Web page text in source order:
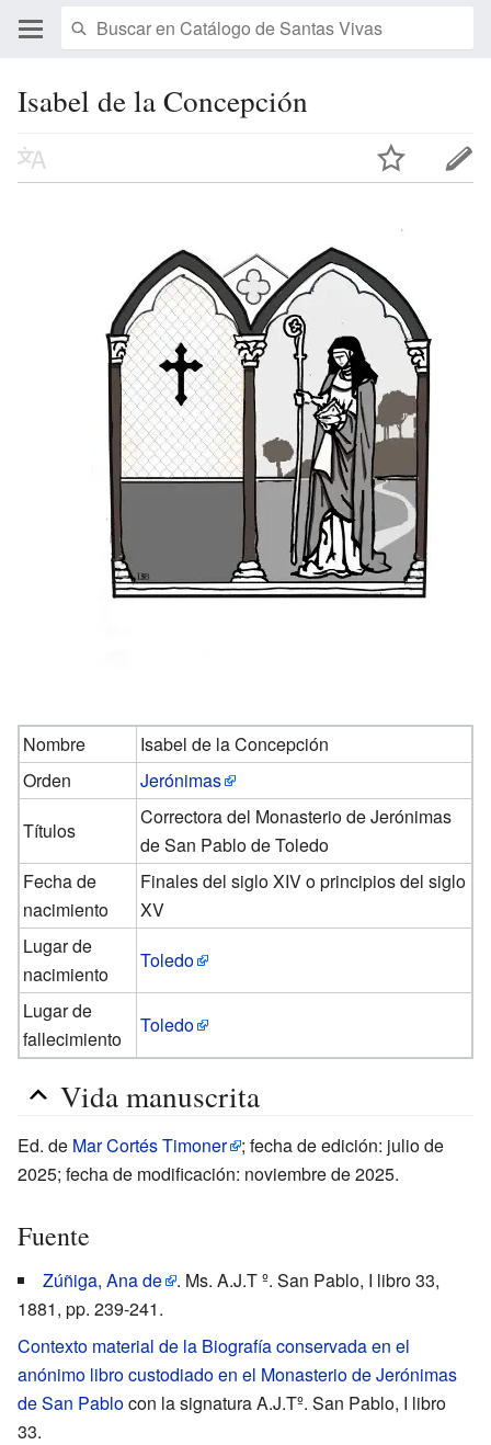
Isabel de la Concepción
Nombre
Isabel de la Concepción
Orden
Jerónimas
Títulos
Correctora del Monasterio de Jerónimas
de San Pablo de Toledo
Fecha de
nacimiento
Finales del siglo XIV o principios del siglo
XV
Lugar de
nacimiento
Toledo
Lugar de
fallecimiento
Toledo
Vida manuscrita
Ed. de Mar Cortés Timoner
; fecha de edición: julio de
2025; fecha de modificación: noviembre de 2025.
Fuente
Zúñiga, Ana de
. Ms. A.J.T º. San Pablo, I libro 33,
1881, pp. 239-241.
Contexto material de la Biografía conservada en el
anónimo libro custodiado en el Monasterio de Jerónimas
de San Pablocon la signatura A.J.Tº. San Pablo, I libro
33.